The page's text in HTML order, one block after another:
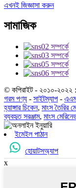
এখনই জিজ্ঞাসা করুন
সামাজিক
© কপিরাইট - ২০১০-২০২২ :
গরম পণ্য - সাইটম্যাপ -
হ্যাঙ্গার চিকেন, মাংস তৈরির
ব্যবহৃত সরঞ্জাম, মাংস
ইমেইল পাঠান
হোয়াটসঅ্যাপ
x